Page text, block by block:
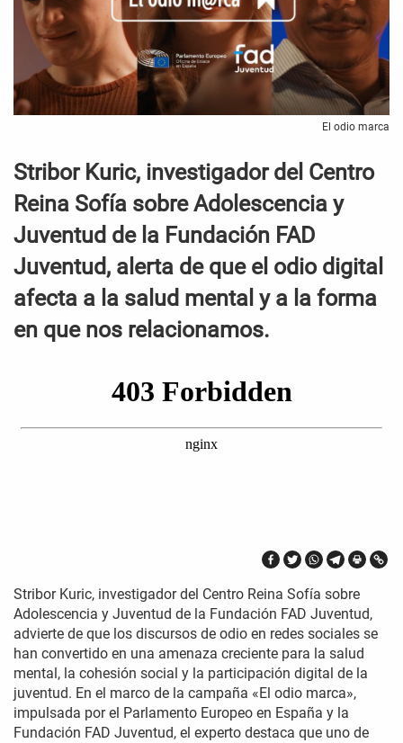
El odio marca
Stribor Kuric, investigador del Centro
Reina Sofía sobre Adolescencia y
Juventud de la Fundación FAD
Juventud, alerta de que el odio digital
afecta a la salud mental y a la forma
en que nos relacionamos.
Stribor Kuric, investigador del Centro Reina Sofía sobre
Adolescencia y Juventud de la Fundación FAD Juventud,
advierte de que los discursos de odio en redes sociales se
han convertido en una amenaza creciente para la salud
mental, la cohesión social y la participación digital de la
juventud. En el marco de la campaña «El odio marca»,
impulsada por el Parlamento Europeo en España y la
Fundación FAD Juventud, el experto destaca que uno de